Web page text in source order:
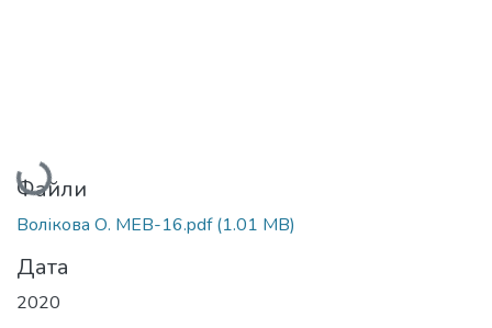
Вантажиться...
Файли
Волікова О. МЕВ-16.pdf(1.01 MB)
Дата
2020